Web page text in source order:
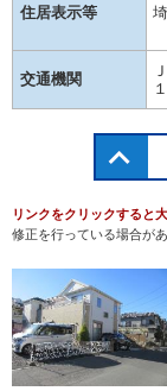
住居表示等
交通機関
リンクをクリックすると
修正を行っている場合があ